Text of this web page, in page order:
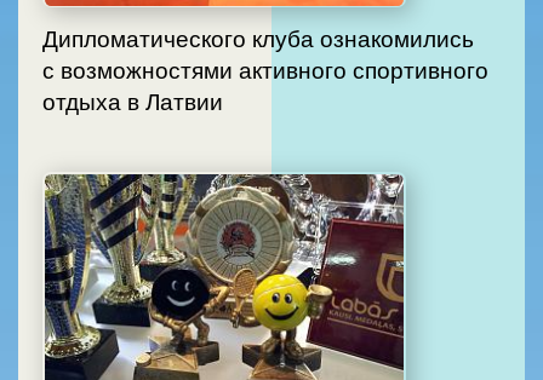
Дипломатического клуба ознакомились
с возможностями активного спортивного
отдыха в Латвии